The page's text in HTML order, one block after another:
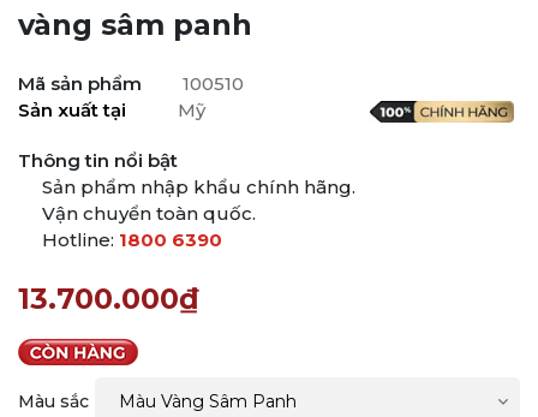
vàng sâm panh
Mã sản phẩm
100510
Sản xuất tại
Mỹ
Thông tin nổi bật
Sản phẩm nhập khẩu chính hãng.
Vận chuyển toàn quốc.
Hotline: 1800 6390
13.700.000₫
Màu sắc